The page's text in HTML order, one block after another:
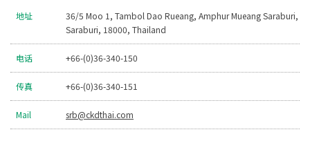
地址
36/5 Moo 1, Tambol Dao Rueang, Amphur Mueang Saraburi,
Saraburi, 18000, Thailand
电话 +66-(0)36-340-150
传真 +66-(0)36-340-151
Mail srb@ckdthai.com